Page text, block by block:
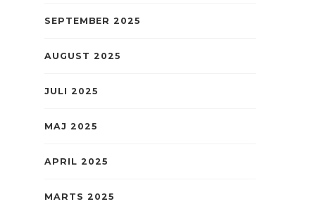
SEPTEMBER 2025
AUGUST 2025
JULI 2025
MAJ 2025
APRIL 2025
MARTS 2025